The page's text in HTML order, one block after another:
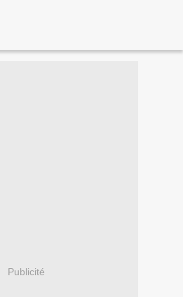
Publicité